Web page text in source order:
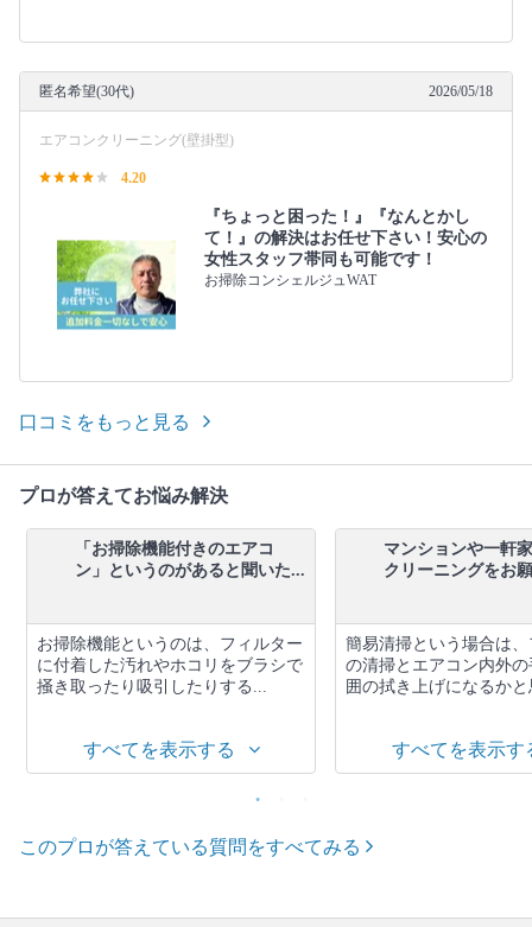
匿名希望(30代) 2026/05/18
エアコンクリーニング(壁掛型)
4.20
『ちょっと困った！』『なんとかし
て！』の解決はお任せ下さい！安心の
女性スタッフ帯同も可能です！
お掃除コンシェルジュWAT
口コミをもっと見る
プロが答えてお悩み解決
「お掃除機能付きのエアコ
ン」というのがあると聞いた...
お掃除機能というのは、フィルター
に付着した汚れやホコリをブラシで
掻き取ったり吸引したりする...
すべてを表示する
マンションや一軒
クリーニングをお
簡易清掃という場合は
の清掃とエアコン内外
囲の拭き上げになるか
すべてを表示す
このプロが答えている質問をすべてみる